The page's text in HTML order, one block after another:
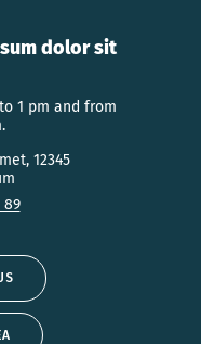
dolor sit
1 pm and from
12345
89